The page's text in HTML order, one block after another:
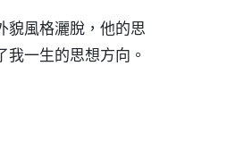
貌風格灑脫，他的思
一生的思想方向。